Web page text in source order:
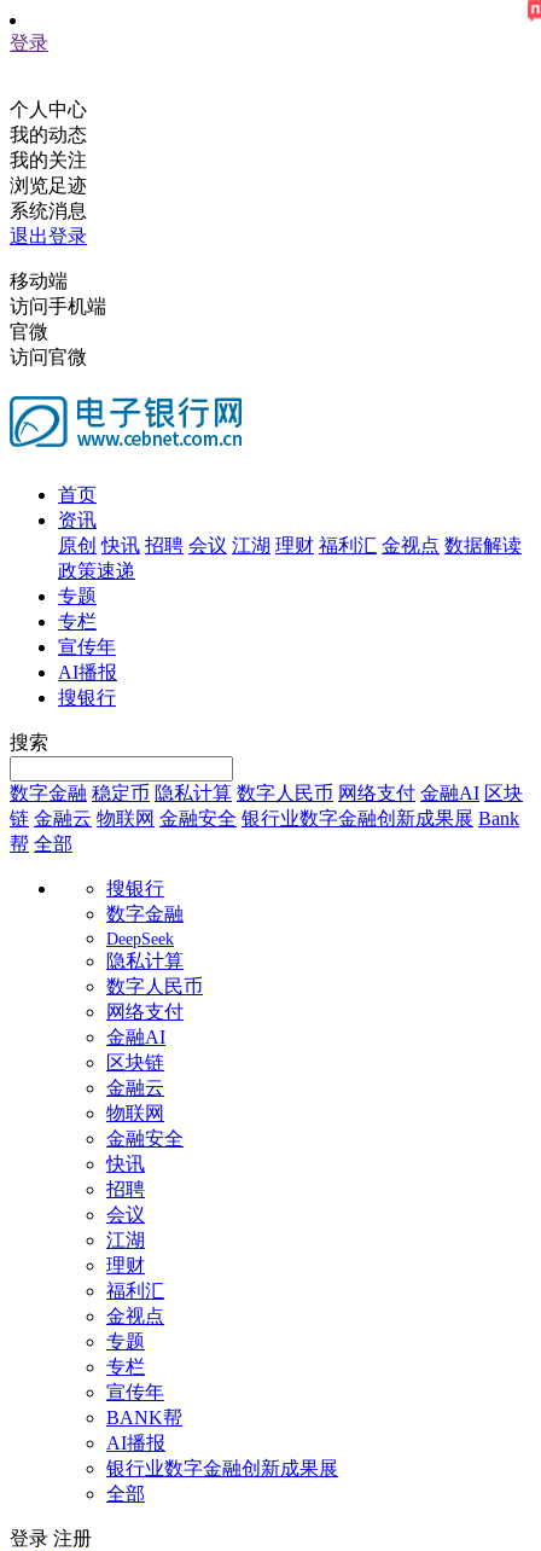
登录
个人中心
我的动态
我的关注
浏览足迹
系统消息
退出登录
移动端
访问手机端
官微
访问官微
首页
资讯
原创 快讯 招聘 会议 江湖 理财 福利汇 金视点 数据解读
政策速递
专题
专栏
宣传年
AI播报
搜银行
搜索
数字金融 稳定币 隐私计算 数字人民币 网络支付 金融AI 区块
链 金融云 物联网 金融安全 银行业数字金融创新成果展 Bank
帮 全部
搜银行
数字金融
DeepSeek
隐私计算
数字人民币
网络支付
金融AI
区块链
金融云
物联网
金融安全
快讯
招聘
会议
江湖
理财
福利汇
金视点
专题
专栏
宣传年
BANK帮
AI播报
银行业数字金融创新成果展
全部
登录 注册